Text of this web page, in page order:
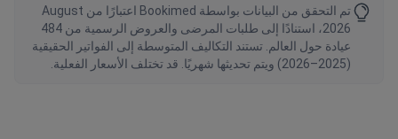
تم التحقق من البيانات بواسطة Bookimed اعتبارًا من August
2026، استنادًا إلى طلبات المرضى والعروض الرسمية من 484
عيادة حول العالم. تستند التكاليف المتوسطة إلى الفواتير الحقيقية
(2025–2026) ويتم تحديثها شهريًا. قد تختلف الأسعار الفعلية.